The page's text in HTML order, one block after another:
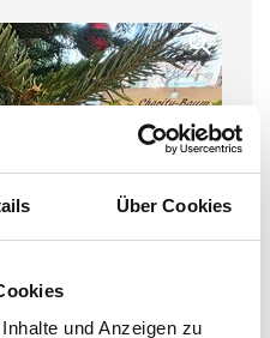
Über Cookies
und Anzeigen zu